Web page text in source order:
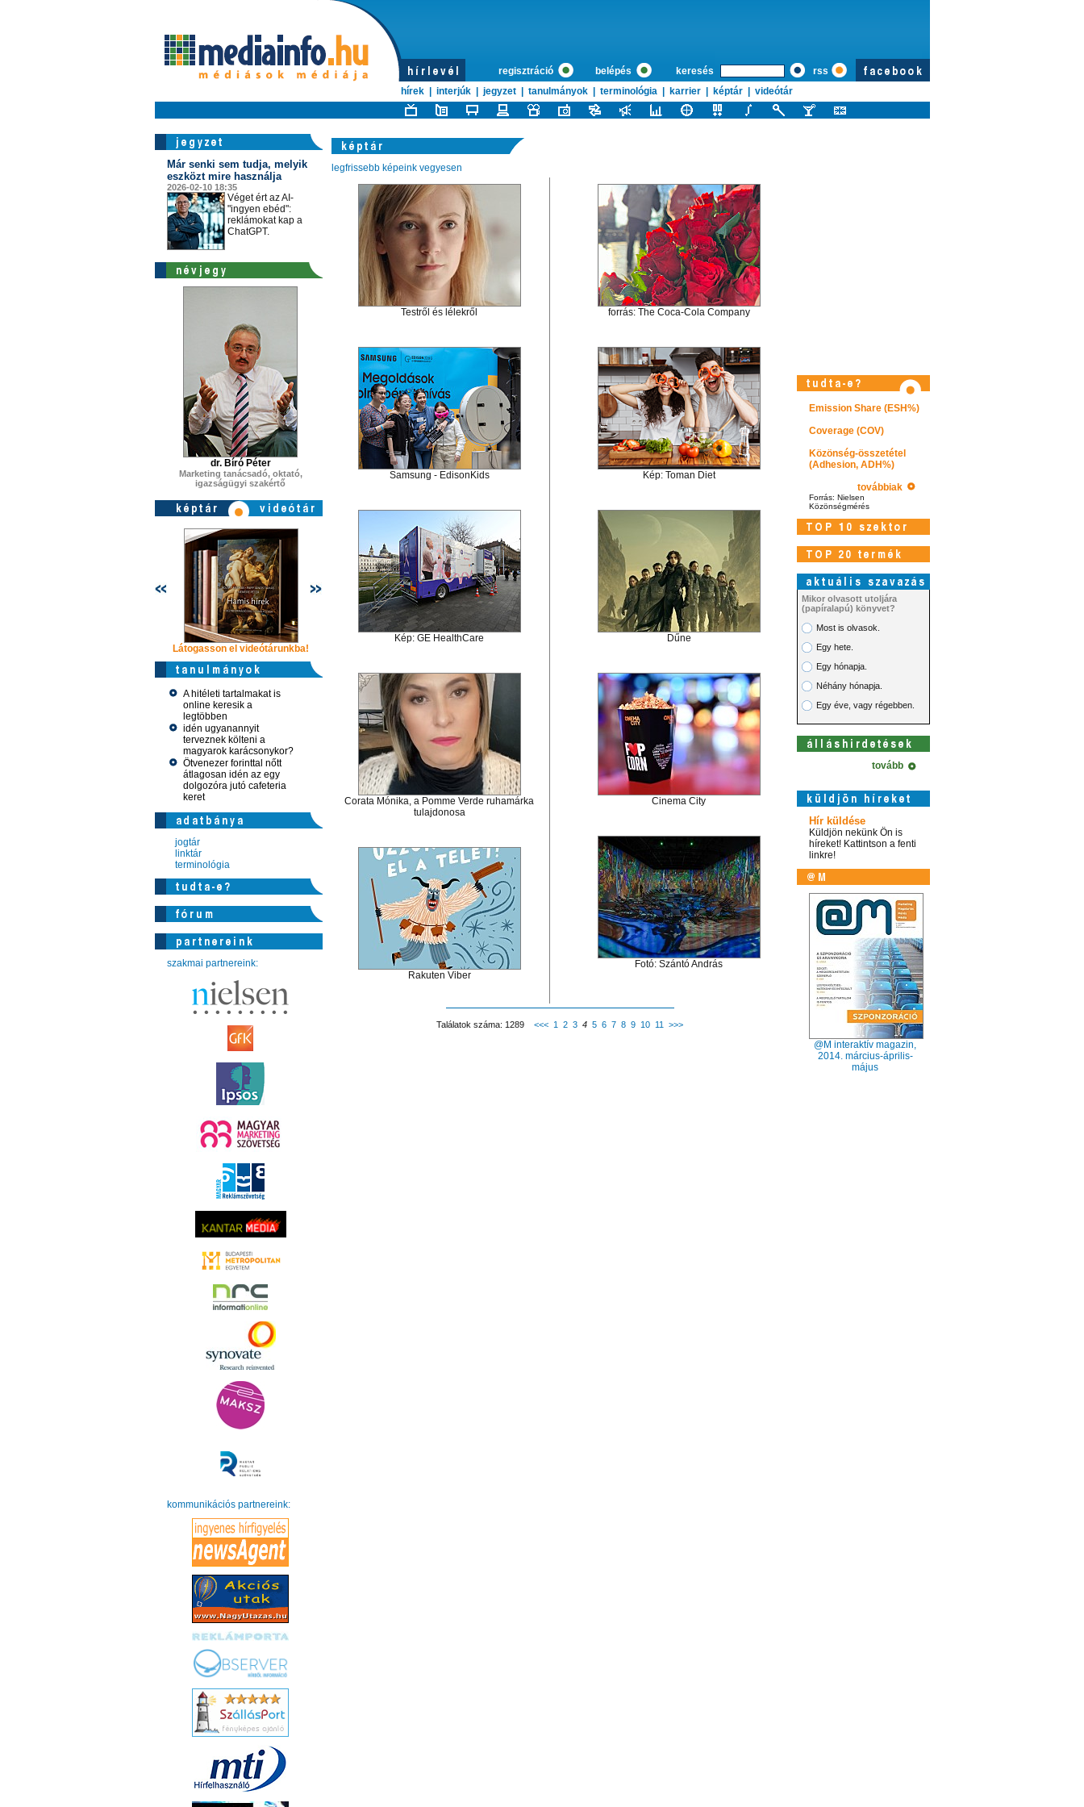
regisztráció belépés keresés
rss
hírek
interjúk jegyzet tanulmányok terminológia karrier képtár videótár
Már senki sem tudja, melyik
eszközt mire használja
2026-02-10 18:35
Véget ért az AI-
"ingyen ebéd":
reklámokat kap a
ChatGPT.
dr. Bíró Péter
Marketing tanácsadó, oktató,
igazságügyi szakértő
Látogasson el videótárunkba! Látogasson el videótárunkba!
A hitéleti tartalmakat is
online keresik a
legtöbben
idén ugyanannyit
terveznek költeni a
magyarok karácsonykor?
Ötvenezer forinttal nőtt
átlagosan idén az egy
dolgozóra jutó cafeteria
keret
jogtár
linktár
terminológia
szakmai partnereink:
kommunikációs partnereink:
legfrissebb képeink vegyesen
Testről és lélekről
Samsung - EdisonKids
Kép: GE HealthCare
Corata Mónika, a Pomme Verde ruhamárka
tulajdonosa
Rakuten Viber
forrás: The Coca-Cola Company
Kép: Toman Diet
Dűne
Cinema City
Fotó: Szántó András
Találatok száma: 1289 <<< 1 2 3 4 5 6 7 8 9 10 11 >>>
Emission Share (ESH%)
Coverage (COV)
Közönség-összetétel
(Adhesion, ADH%)
továbbiak
Forrás: Nielsen
Közönségmérés
Mikor olvasott utoljára
(papíralapú) könyvet?
Most is olvasok.
Egy hete.
Egy hónapja.
Néhány hónapja.
Egy éve, vagy régebben.
tovább
Hír küldése
Küldjön nekünk Ön is
híreket! Kattintson a fenti
linkre!
@M interaktív magazin,
2014. március-április-
május